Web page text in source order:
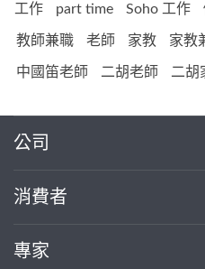
工作 part time Soho 工作
教師兼職 老師 家教 家教
中國笛老師 二胡老師 二胡
公司
消費者
專家